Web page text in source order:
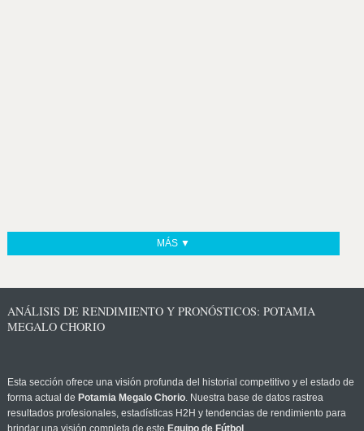
MÁS ▼
ANÁLISIS DE RENDIMIENTO Y PRONÓSTICOS: POTAMIA
MEGALO CHORIO
Esta sección ofrece una visión profunda del historial competitivo y el estado de
forma actual de Potamia Megalo Chorio. Nuestra base de datos rastrea
resultados profesionales, estadísticas H2H y tendencias de rendimiento para
brindar una visión completa de este Equipo de Fútbol .